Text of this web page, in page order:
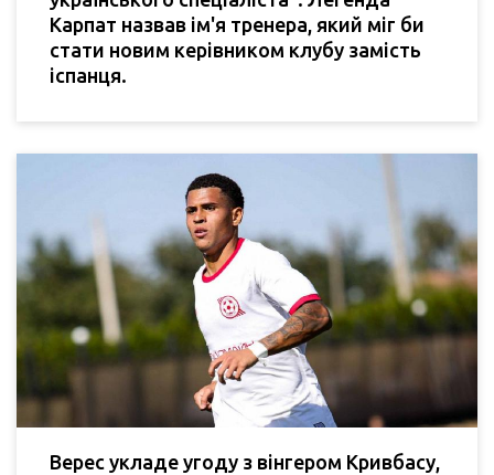
Карпат назвав ім'я тренера, який міг би
стати новим керівником клубу замість
іспанця.
Верес укладе угоду з вінгером Кривбасу,